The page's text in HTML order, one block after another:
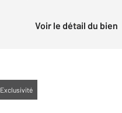
Voir le détail du bien
Exclusivité